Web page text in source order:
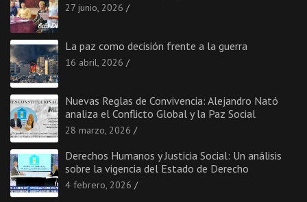
27 junio, 2026
La paz como decisión frente a la guerra
16 abril, 2026
Nuevas Reglas de Convivencia: Alejandro Nató
analiza el Conflicto Global y la Paz Social
28 marzo, 2026
Derechos Humanos y Justicia Social: Un análisis
sobre la vigencia del Estado de Derecho
4 febrero, 2026